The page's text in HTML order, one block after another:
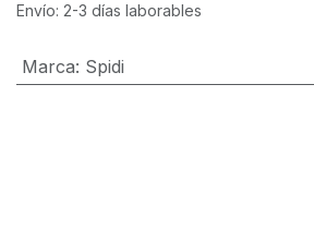
Envío: 2-3 días laborables
Marca: Spidi